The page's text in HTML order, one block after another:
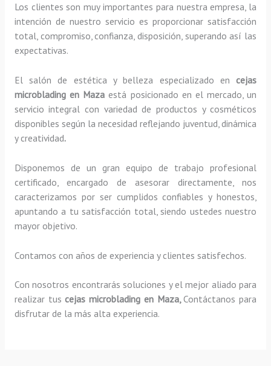
Los clientes son muy importantes para nuestra empresa, la
intención de nuestro servicio es proporcionar satisfacción
total, compromiso, confianza, disposición, superando así las
expectativas.
El salón de estética y belleza especializado encejas
microblading en Maza está posicionado en el mercado, un
servicio integral con variedad de productos y cosméticos
disponibles según la necesidad reflejando juventud, dinámica
y creatividad.
Disponemos de un gran equipo de trabajo profesional
certificado, encargado de asesorar directamente, nos
caracterizamos por ser cumplidos confiables y honestos,
apuntando a tu satisfacción total, siendo ustedes nuestro
mayor objetivo.
Contamos con años de experiencia y clientes satisfechos.
Con nosotros encontrarás soluciones y el mejor aliado para
realizar tuscejas microblading en Maza,Contáctanos para
disfrutar de la más alta experiencia.